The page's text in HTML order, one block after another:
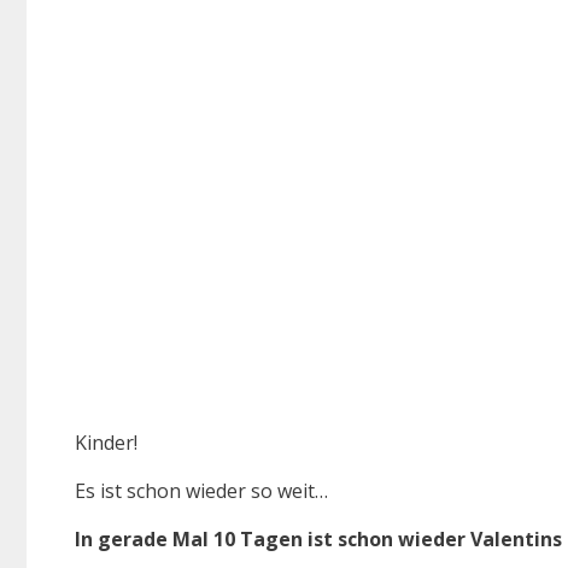
Kinder!
Es ist schon wieder so weit…
In gerade Mal 10 Tagen ist schon wieder